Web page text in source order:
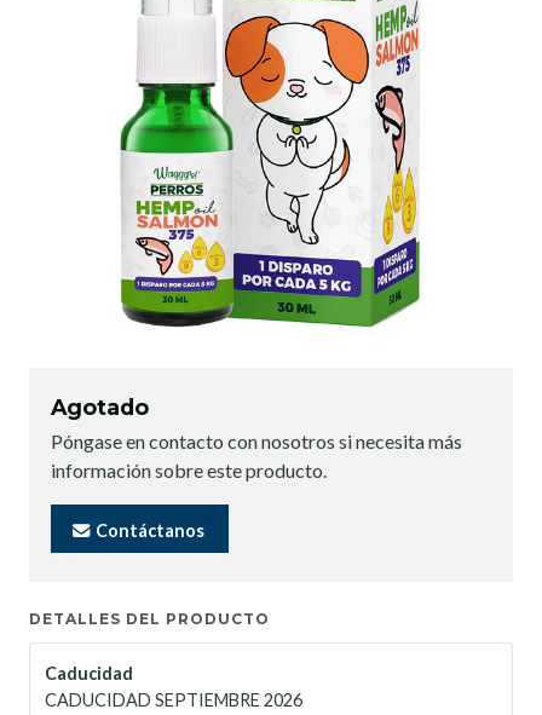
Agotado
Póngase en contacto con nosotros si necesita más
información sobre este producto.
Contáctanos
DETALLES DEL PRODUCTO
Caducidad
CADUCIDAD SEPTIEMBRE 2026